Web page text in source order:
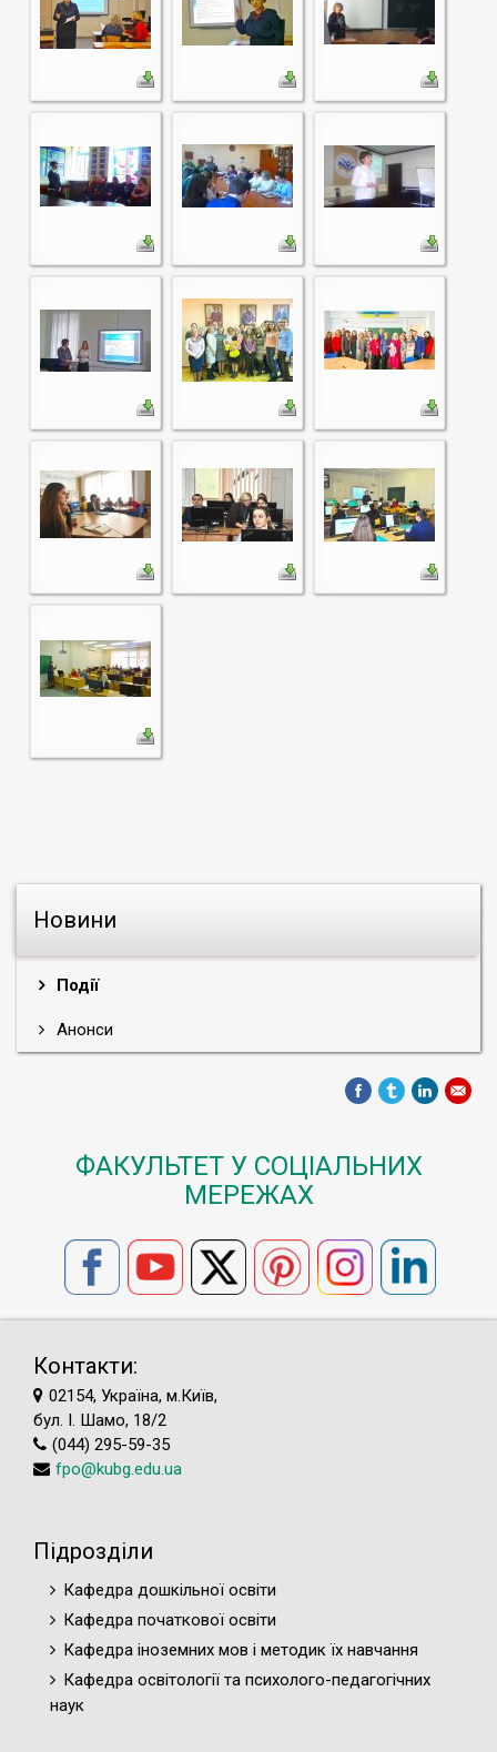
Новини
Події
Анонси
ФАКУЛЬТЕТ У СОЦІАЛЬНИХ
МЕРЕЖАХ
Контакти:
02154, Україна, м.Київ,
бул. І. Шамо, 18/2
(044) 295-59-35
fpo@kubg.edu.ua
Підрозділи
Кафедра дошкільної освіти
Кафедра початкової освіти
Кафедра іноземних мов і методик їх навчання
Кафедра освітології та психолого-педагогічних
наук